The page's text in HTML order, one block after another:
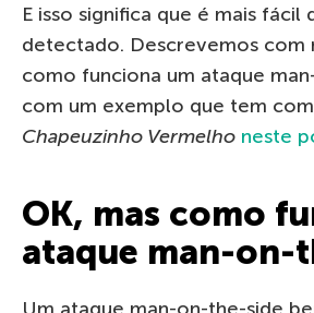
E isso significa que é mais fácil
detectado. Descrevemos com
como funciona um ataque
com um exemplo que tem
Chapeuzinho Vermelho neste
OK, mas como
ataque man-on-
Um ataque man-on-the-side